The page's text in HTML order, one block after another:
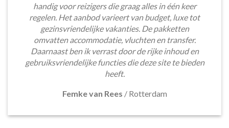
handig voor reizigers die graag alles in één keer
regelen. Het aanbod varieert van budget, luxe tot
gezinsvriendelijke vakanties. De pakketten
omvatten accommodatie, vluchten en transfer.
Daarnaast ben ik verrast door de rijke inhoud en
gebruiksvriendelijke functies die deze site te bieden
heeft.
Femke van Rees / Rotterdam